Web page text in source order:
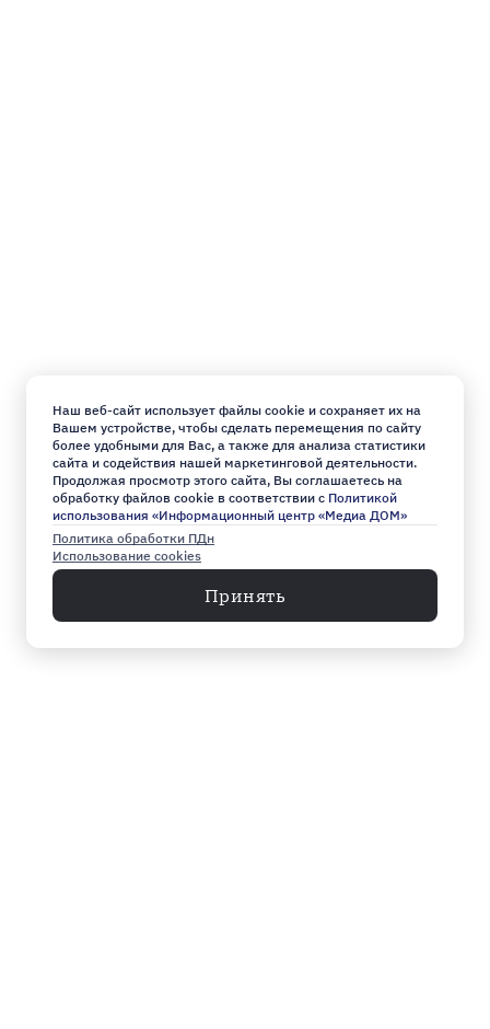
Наш веб-сайт использует файлы cookie и сохраняет их на
Вашем устройстве, чтобы сделать перемещения по сайту
более удобными для Вас, а также для анализа статистики
сайта и содействия нашей маркетинговой деятельности.
Продолжая просмотр этого сайта, Вы соглашаетесь на
обработку файлов cookie в соответствии с Политикой
использования «Информационный центр «Медиа ДОМ»
Политика обработки ПДн
Использование cookies
Принять